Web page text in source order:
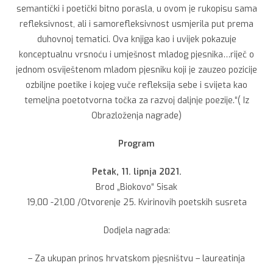
semantički i poetički bitno porasla, u ovom je rukopisu sama
refleksivnost, ali i samorefleksivnost usmjerila put prema
duhovnoj tematici. Ova knjiga kao i uvijek pokazuje
konceptualnu vrsnoću i umješnost mladog pjesnika…riječ o
jednom osviještenom mladom pjesniku koji je zauzeo pozicije
ozbiljne poetike i kojeg vuče refleksija sebe i svijeta kao
temeljna poetotvorna točka za razvoj daljnje poezije.“( Iz
Obrazloženja nagrade)
Program
Petak, 11. lipnja 2021.
Brod „Biokovo“ Sisak
19,00 -21,00 /Otvorenje 25. Kvirinovih poetskih susreta
Dodjela nagrada:
– Za ukupan prinos hrvatskom pjesništvu – laureatinja